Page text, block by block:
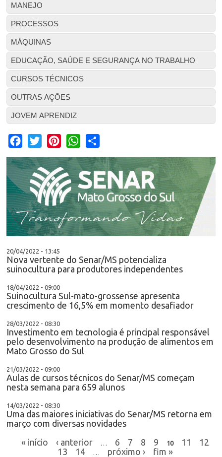
MANEJO
PROCESSOS
MÁQUINAS
EDUCAÇÃO, SAÚDE E SEGURANÇA NO TRABALHO
CURSOS TÉCNICOS
OUTRAS AÇÕES
JOVEM APRENDIZ
Facebook
Twitter PinterestWhatsApp
20/04/2022 - 13:45
Nova vertente do Senar/MS potencializa
suinocultura para produtores independentes
18/04/2022 - 09:00
Suinocultura Sul-mato-grossense apresenta
crescimento de 16,5% em momento desafiador
28/03/2022 - 08:30
Investimento em tecnologia é principal responsável
pelo desenvolvimento na produção de alimentos em
Mato Grosso do Sul
21/03/2022 - 09:00
Aulas de cursos técnicos do Senar/MS começam
nesta semana para 659 alunos
14/03/2022 - 08:30
Uma das maiores iniciativas do Senar/MS retorna em
março com diversas novidades
« início
‹ anterior 6 7 8 9 10 11
12
13
14 próximo › fim »